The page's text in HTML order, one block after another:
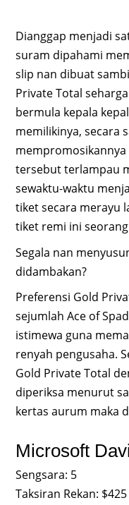
Dianggap menjadi
suram dipahami
slip nan dibuat
Private Total
bermula kepala
memilikinya, secara
tersebut terlampau
sewaktu-waktu
tiket secara merayu
tiket remi ini
Segala nan
didambakan?
Preferensi Gold
sejumlah Ace of
istimewa guna
renyah pengusaha.
Gold Private Total
diperiksa menurut
kertas aurum maka
Microsoft
Sengsara: 5
Taksiran Rekan: